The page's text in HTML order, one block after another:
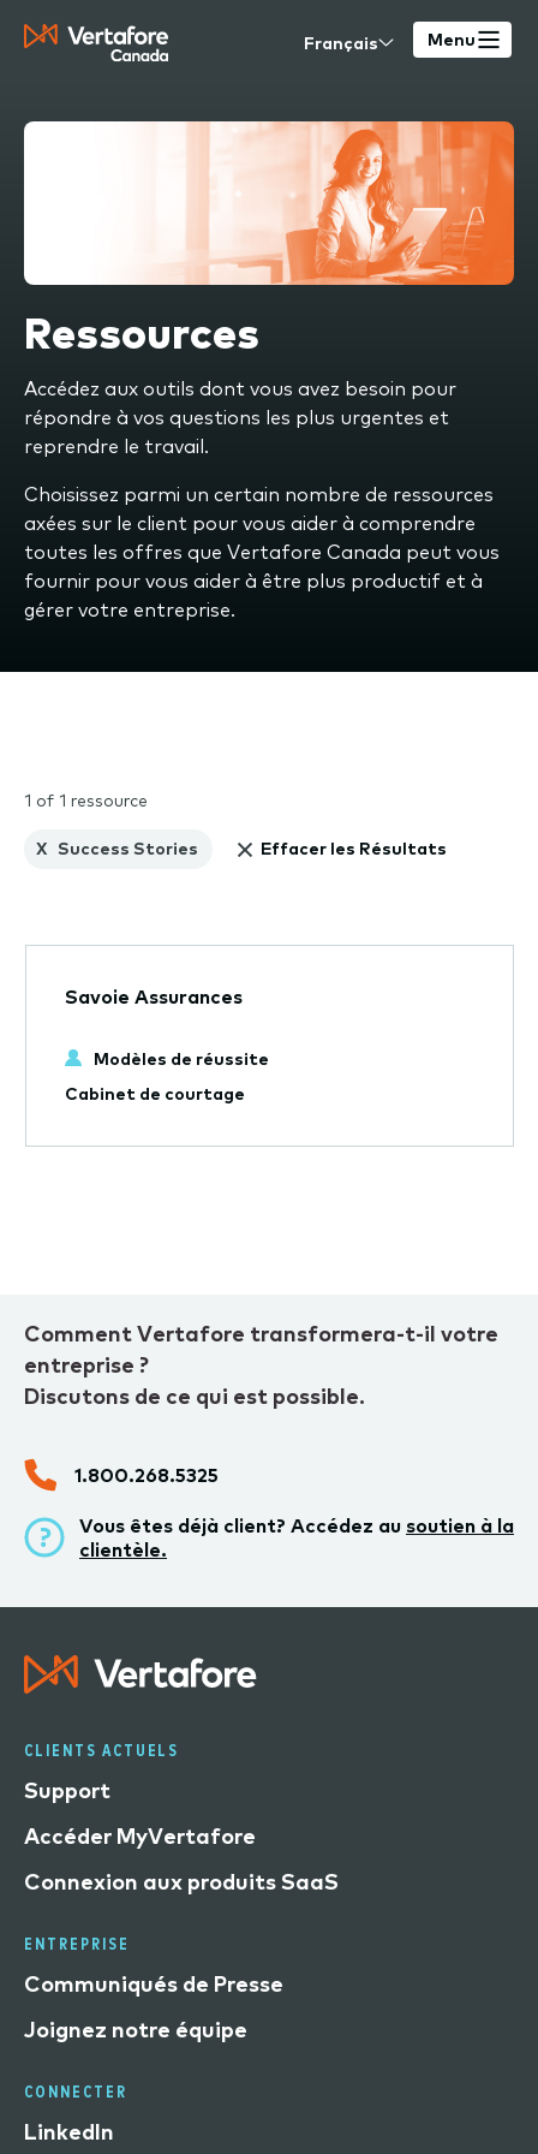
Select
Menu
Ressources
Accédez aux outils dont vous avez besoin pour
répondre à vos questions les plus urgentes et
reprendre le travail.
Choisissez parmi un certain nombre de ressources
axées sur le client pour vous aider à comprendre
toutes les offres que Vertafore Canada peut vous
fournir pour vous aider à être plus productif et à
gérer votre entreprise.
1 of 1 ressource
Success Stories
X Effacer les Résultats
Savoie Assurances
Modèles de réussite
Cabinet de courtage
Comment Vertafore transformera-t-il votre
entreprise ?
Discutons de ce qui est possible.
1.800.268.5325
Vous êtes déjà client? Accédez au soutien à la
clientèle.
CLIENTS ACTUELS
Support
Accéder MyVertafore
Connexion aux produits SaaS
ENTREPRISE
Communiqués de Presse
Joignez notre équipe
CONNECTER
LinkedIn